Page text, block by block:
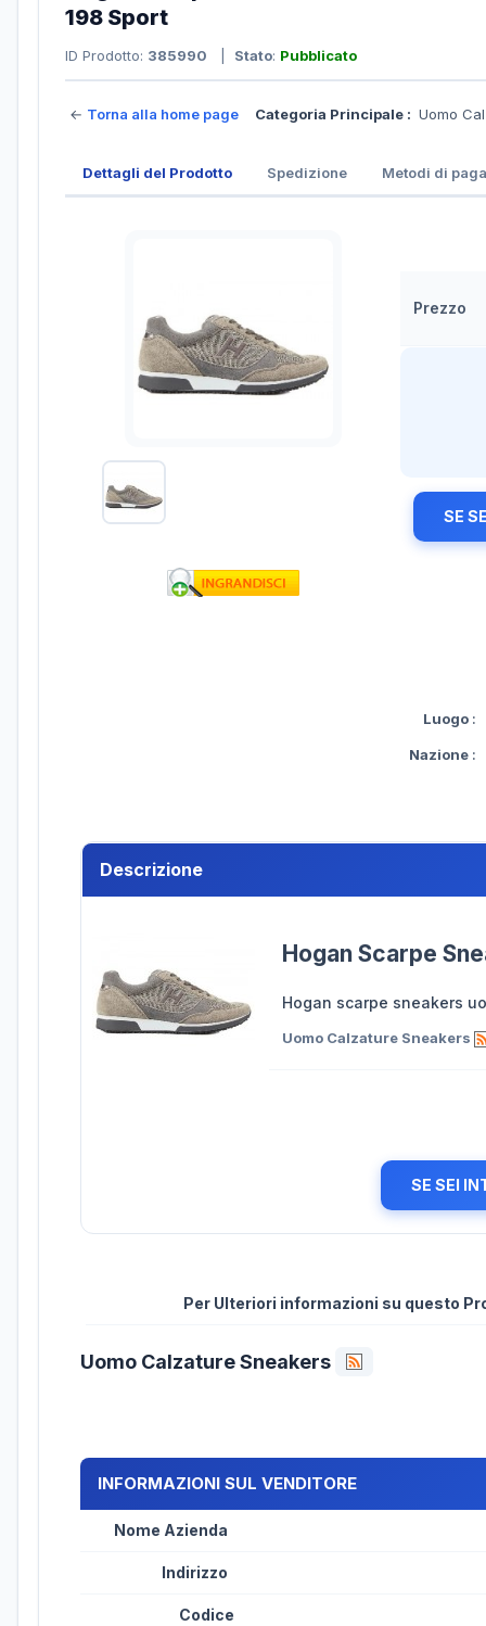
198 Sport
ID Prodotto: 385990 Stato: Pubblicato
← Torna alla home page Categoria Principale : Uomo
Dettagli del Prodotto Spedizione Metodi di
Prezzo
SE
Luogo :
Nazione :
Descrizione
Hogan Scarpe
Hogan scarpe sneakers
Uomo Calzature Sneakers
SE SEI
Per Ulteriori informazioni su questo
Uomo Calzature Sneakers
INFORMAZIONI SUL VENDITORE
Nome Azienda
Indirizzo
Codice